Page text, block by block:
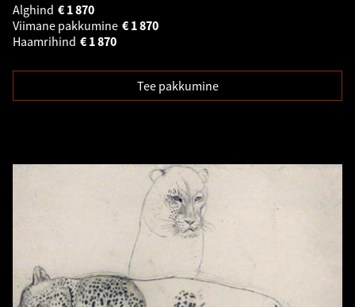
Alghind
1 870
€
Viimane pakkumine
1 870
€
Haamrihind
1 870
€
Tee pakkumine